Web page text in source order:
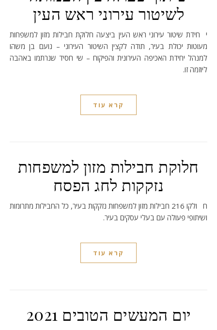
לשיטור עירוני ראש העין
יחידת שיטור עירוני ראש העין ביצעה חלוקת חבילות מזון למשפחות
מעוטות יכולת בעיר, תודה לקצין השיטור העירוני – נועם בן משהו
למנהל יחידת האכיפה העירונית והפיקוח – שי חסיד שנרתמו באהבה
ליוזמה זו.
קרא עוד
חלוקת חבילות מזון למשפחות
נזקקות לחג הפסח
חולקו 216 חבילות מזון למשפחות נזקקות בעיר, כל החבילות מתרומות
ושיתופי פעולה עם בעלי עסקים בעיר.
קרא עוד
יום המעשים הטובים 2021